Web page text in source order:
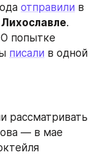
отправили в
.
попытке
писали в одной
рассматривать
— в мае